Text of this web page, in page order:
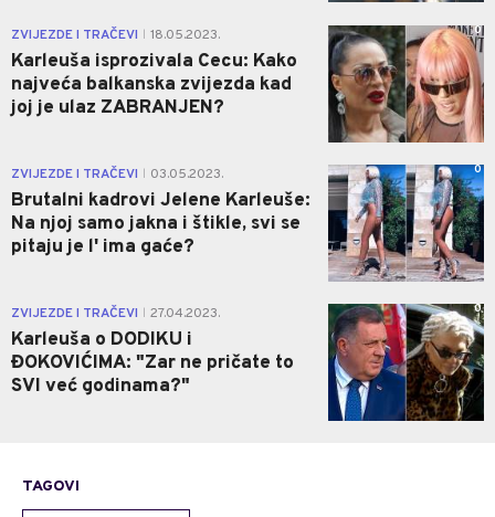
ZVIJEZDE I TRAČEVI 18.05.2023.
Karleuša isprozivala Cecu: Kako
najveća balkanska zvijezda kad
joj je ulaz ZABRANJEN?
0
ZVIJEZDE I TRAČEVI 03.05.2023.
Brutalni kadrovi Jelene Karleuše:
Na njoj samo jakna i štikle, svi se
pitaju je l' ima gaće?
0
ZVIJEZDE I TRAČEVI 27.04.2023.
Karleuša o DODIKU i
ĐOKOVIĆIMA: "Zar ne pričate to
SVI već godinama?"
0
TAGOVI